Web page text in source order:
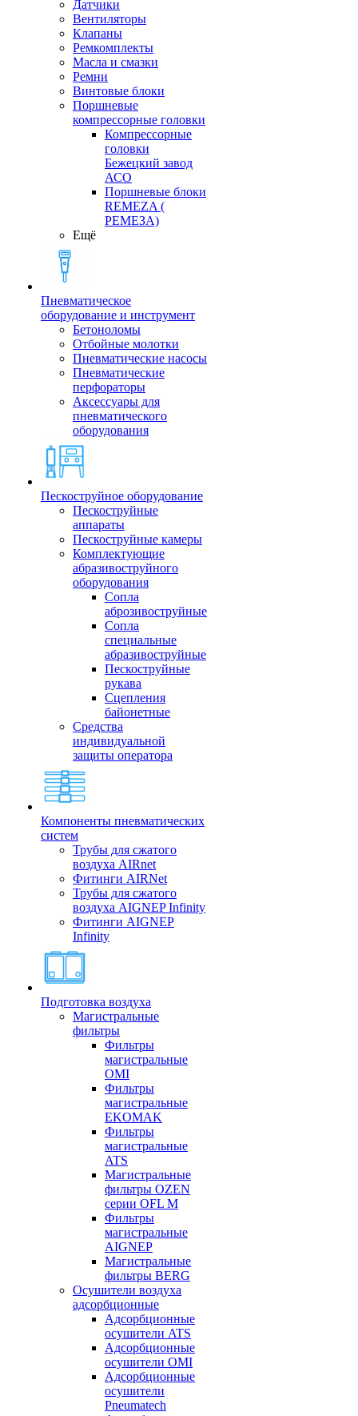
Датчики
Вентиляторы
Клапаны
Ремкомплекты
Масла и смазки
Ремни
Винтовые блоки
Поршневые
компрессорные головки
Компрессорные
головки
Бежецкий завод
АСО
Поршневые блоки
REMEZA (
РЕМЕЗА)
Ещё
Пневматическое
оборудование и инструмент
Бетоноломы
Отбойные молотки
Пневматические насосы
Пневматические
перфораторы
Аксессуары для
пневматического
оборудования
Пескоструйное оборудование
Пескоструйные
аппараты
Пескоструйные камеры
Комплектующие
абразивоструйного
оборудования
Сопла
аброзивоструйные
Сопла
специальные
абразивоструйные
Пескоструйные
рукава
Сцепления
байонетные
Средства
индивидуальной
защиты оператора
Компоненты пневматических
систем
Трубы для сжатого
воздуха AIRnet
Фитинги AIRNet
Трубы для сжатого
воздуха AIGNEP Infinity
Фитинги AIGNEP
Infinity
Подготовка воздуха
Магистральные
фильтры
Фильтры
магистральные
OMI
Фильтры
магистральные
EKOMAK
Фильтры
магистральные
ATS
Магистральные
фильтры OZEN
серии OFL M
Фильтры
магистральные
AIGNEP
Магистральные
фильтры BERG
Осушители воздуха
адсорбционные
Адсорбционные
осушители ATS
Адсорбционные
осушители OMI
Адсорбционные
осушители
Pneumatech